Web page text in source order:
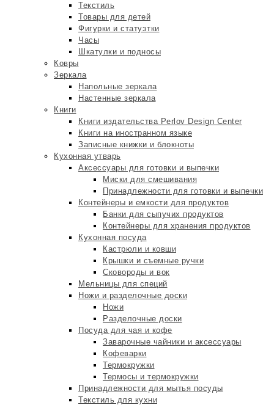
Текстиль
Товары для детей
Фигурки и статуэтки
Часы
Шкатулки и подносы
Ковры
Зеркала
Напольные зеркала
Настенные зеркала
Книги
Книги издательства Perlov Design Center
Книги на иностранном языке
Записные книжки и блокноты
Кухонная утварь
Аксессуары для готовки и выпечки
Миски для смешивания
Принадлежности для готовки и выпечки
Контейнеры и емкости для продуктов
Банки для сыпучих продуктов
Контейнеры для хранения продуктов
Кухонная посуда
Кастрюли и ковши
Крышки и съемные ручки
Сковороды и вок
Мельницы для специй
Ножи и разделочные доски
Ножи
Разделочные доски
Посуда для чая и кофе
Заварочные чайники и аксессуары
Кофеварки
Термокружки
Термосы и термокружки
Принадлежности для мытья посуды
Текстиль для кухни